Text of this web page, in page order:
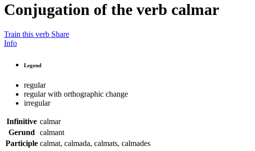
Conjugation of the verb calmar
Train this verb Share
Info
Legend
regular
regular with orthographic change
irregular
Infinitive calmar
Gerund
calmant
Participle calmat, calmada, calmats, calmades